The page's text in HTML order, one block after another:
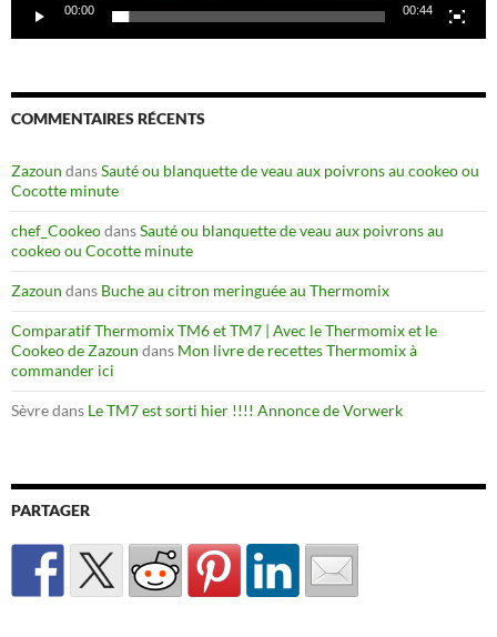
00:00 00:44
COMMENTAIRES RÉCENTS
Zazoun dansSauté ou blanquette de veau aux poivrons au cookeo ou
Cocotte minute
chef_CookeodansSauté ou blanquette de veau aux poivrons au
cookeo ou Cocotte minute
Zazoun dans Buche au citron meringuée au Thermomix
Comparatif Thermomix TM6 et TM7 | Avec le Thermomix et le
Cookeo de Zazoun dans Mon livre de recettes Thermomix à
commander ici
Sèvredans Le TM7 est sorti hier !!!! Annonce de Vorwerk
PARTAGER